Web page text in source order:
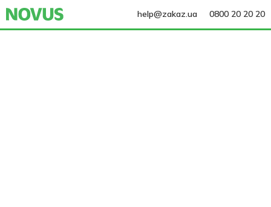
help@zakaz.ua 0800 20 20 20